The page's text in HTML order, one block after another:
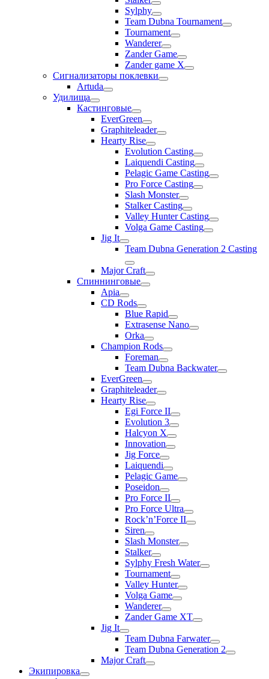
Sylphy
Team Dubna Tournament
Tournament
Wanderer
Zander Game
Zander game X
Сигнализаторы поклевки
Artuda
Удилища
Кастинговые
EverGreen
Graphiteleader
Hearty Rise
Evolution Casting
Laiquendi Casting
Pelagic Game Casting
Pro Force Casting
Slash Monster
Stalker Casting
Valley Hunter Casting
Volga Game Casting
Jig It
Team Dubna Generation 2 Casting
Major Craft
Спиннинговые
Apia
CD Rods
Blue Rapid
Extrasense Nano
Orka
Champion Rods
Foreman
Team Dubna Backwater
EverGreen
Graphiteleader
Hearty Rise
Egi Force II
Evolution 3
Halcyon X
Innovation
Jig Force
Laiquendi
Pelagic Game
Poseidon
Pro Force II
Pro Force Ultra
Rock’n’Force II
Siren
Slash Monster
Stalker
Sylphy Fresh Water
Tournament
Valley Hunter
Volga Game
Wanderer
Zander Game XT
Jig It
Team Dubna Farwater
Team Dubna Generation 2
Major Craft
Экипировка